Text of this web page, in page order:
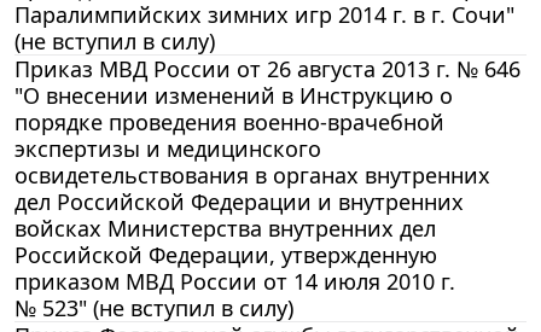
Паралимпийских зимних игр 2014 г. в г. Сочи"
(не вступил в силу)
Приказ МВД России от 26 августа 2013 г. № 646
"О внесении изменений в Инструкцию о
порядке проведения военно-врачебной
экспертизы и медицинского
освидетельствования в органах внутренних
дел Российской Федерации и внутренних
войсках Министерства внутренних дел
Российской Федерации, утвержденную
приказом МВД России от 14 июля 2010 г.
№ 523" (не вступил в силу)